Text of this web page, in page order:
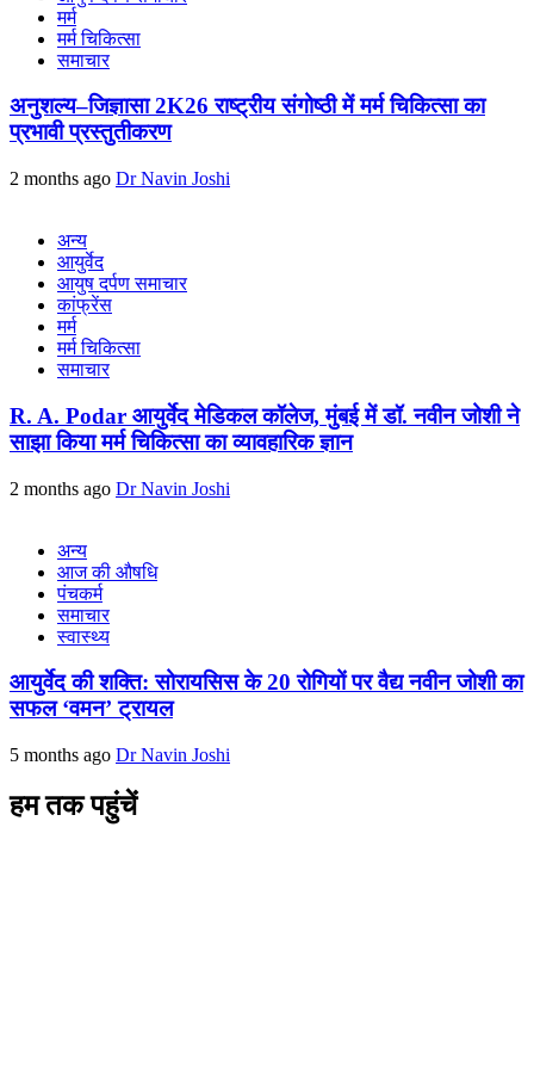
मर्म
मर्म चिकित्सा
समाचार
अनुशल्य–जिज्ञासा 2K26 राष्ट्रीय संगोष्ठी में मर्म चिकित्सा का
प्रभावी प्रस्तुतीकरण
2 months ago Dr Navin Joshi
अन्य
आयुर्वेद
आयुष दर्पण समाचार
कांफ्रेंस
मर्म
मर्म चिकित्सा
समाचार
R. A. Podar आयुर्वेद मेडिकल कॉलेज, मुंबई में डॉ. नवीन जोशी ने
साझा किया मर्म चिकित्सा का व्यावहारिक ज्ञान
2 months ago Dr Navin Joshi
अन्य
आज की औषधि
पंचकर्म
समाचार
स्वास्थ्य
आयुर्वेद की शक्ति: सोरायसिस के 20 रोगियों पर वैद्य नवीन जोशी का
सफल ‘वमन’ ट्रायल
5 months ago Dr Navin Joshi
हम तक पहुंचें